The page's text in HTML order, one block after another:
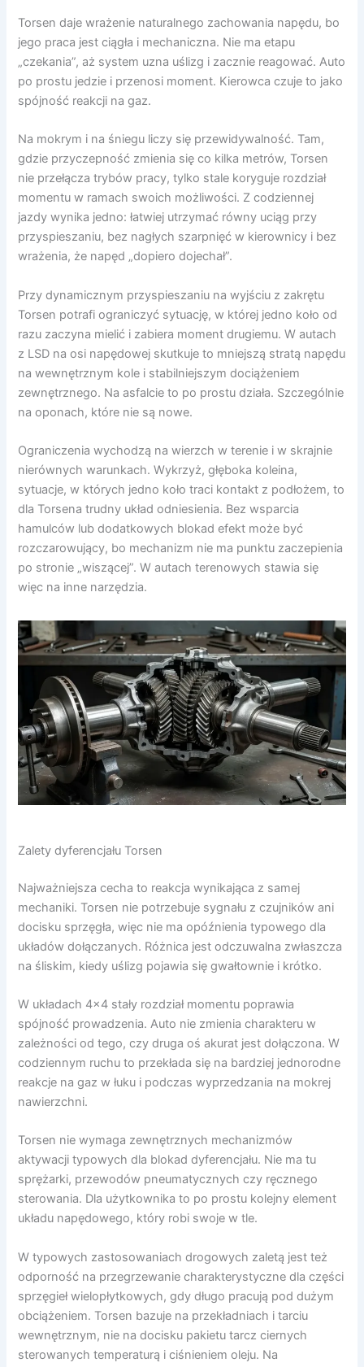
Torsen daje wrażenie naturalnego zachowania napędu, bo
jego praca jest ciągła i mechaniczna. Nie ma etapu
„czekania”, aż system uzna uślizg i zacznie reagować. Auto
po prostu jedzie i przenosi moment. Kierowca czuje to jako
spójność reakcji na gaz.
Na mokrym i na śniegu liczy się przewidywalność. Tam,
gdzie przyczepność zmienia się co kilka metrów, Torsen
nie przełącza trybów pracy, tylko stale koryguje rozdział
momentu w ramach swoich możliwości. Z codziennej
jazdy wynika jedno: łatwiej utrzymać równy uciąg przy
przyspieszaniu, bez nagłych szarpnięć w kierownicy i bez
wrażenia, że napęd „dopiero dojechał”.
Przy dynamicznym przyspieszaniu na wyjściu z zakrętu
Torsen potrafi ograniczyć sytuację, w której jedno koło od
razu zaczyna mielić i zabiera moment drugiemu. W autach
z LSD na osi napędowej skutkuje to mniejszą stratą napędu
na wewnętrznym kole i stabilniejszym dociążeniem
zewnętrznego. Na asfalcie to po prostu działa. Szczególnie
na oponach, które nie są nowe.
Ograniczenia wychodzą na wierzch w terenie i w skrajnie
nierównych warunkach. Wykrzyż, głęboka koleina,
sytuacje, w których jedno koło traci kontakt z podłożem, to
dla Torsena trudny układ odniesienia. Bez wsparcia
hamulców lub dodatkowych blokad efekt może być
rozczarowujący, bo mechanizm nie ma punktu zaczepienia
po stronie „wiszącej”. W autach terenowych stawia się
więc na inne narzędzia.
Zalety dyferencjału Torsen
Najważniejsza cecha to reakcja wynikająca z samej
mechaniki. Torsen nie potrzebuje sygnału z czujników ani
docisku sprzęgła, więc nie ma opóźnienia typowego dla
układów dołączanych. Różnica jest odczuwalna zwłaszcza
na śliskim, kiedy uślizg pojawia się gwałtownie i krótko.
W układach 4×4 stały rozdział momentu poprawia
spójność prowadzenia. Auto nie zmienia charakteru w
zależności od tego, czy druga oś akurat jest dołączona. W
codziennym ruchu to przekłada się na bardziej jednorodne
reakcje na gaz w łuku i podczas wyprzedzania na mokrej
nawierzchni.
Torsen nie wymaga zewnętrznych mechanizmów
aktywacji typowych dla blokad dyferencjału. Nie ma tu
sprężarki, przewodów pneumatycznych czy ręcznego
sterowania. Dla użytkownika to po prostu kolejny element
układu napędowego, który robi swoje w tle.
W typowych zastosowaniach drogowych zaletą jest też
odporność na przegrzewanie charakterystyczne dla części
sprzęgieł wielopłytkowych, gdy długo pracują pod dużym
obciążeniem. Torsen bazuje na przekładniach i tarciu
wewnętrznym, nie na docisku pakietu tarcz ciernych
sterowanych temperaturą i ciśnieniem oleju. Na